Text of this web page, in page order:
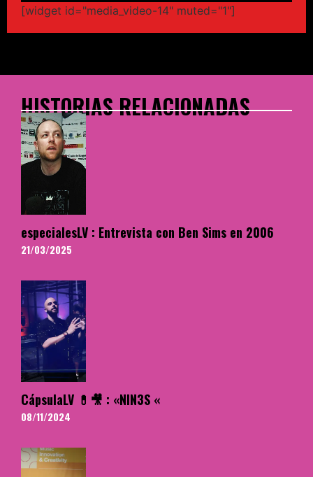
[widget id="media_video-14" muted="1"]
HISTORIAS RELACIONADAS
especialesLV : Entrevista con Ben Sims en 2006
21/03/2025
CápsulaLV 💊🎥 : «NIN3S «
08/11/2024